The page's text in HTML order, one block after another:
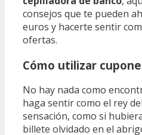
consejos que te pueden
euros y hacerte sentir
ofertas.
Cómo utilizar
No hay nada como
haga sentir como el rey
sensación, como si
billete olvidado en el